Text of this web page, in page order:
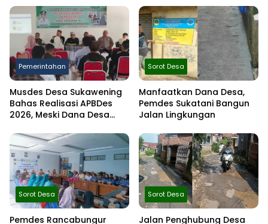
Pemerintahan
Musdes Desa Sukawening
Bahas Realisasi APBDes
2026, Meski Dana Desa
Tetap Dibangun
Sorot Desa
Manfaatkan Dana Desa,
Pemdes Sukatani Bangun
Jalan Lingkungan
Sorot Desa
Pemdes Rancabungur
Sorot Desa
Jalan Penghubung Desa